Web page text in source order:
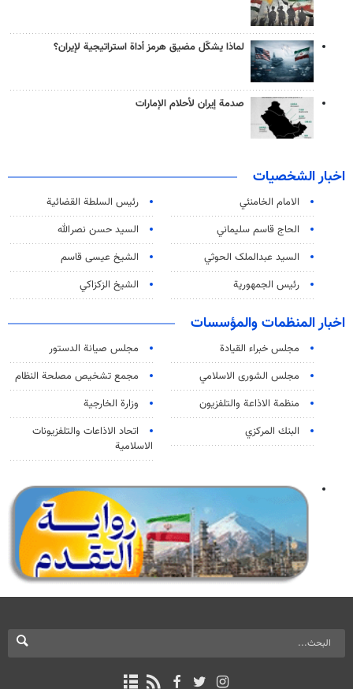
لماذا يشكّل مضيق هرمز أداة استراتيجية لإيران؟
صدمة إيران لأحلام الإمارات
اخبار الشخصيات
الامام الخامنئي
رئیس السلطة القضائیة
الحاج قاسم سليماني
السيد حسن نصرالله
السید عبدالملک الحوثي
الشيخ عيسى قاسم
رئيس الجمهورية
الشيخ الزكزاكي
اخبار المنظمات والمؤسسات
مجلس خبراء القيادة
مجلس صيانة الدستور
مجلس الشورى الاسلامي
مجمع تشخيص مصلحة النظام
منظمة الاذاعة والتلفزیون
وزارة الخارجية
البنك المركزي
اتحاد الاذاعات والتلفزيونات
الاسلامية